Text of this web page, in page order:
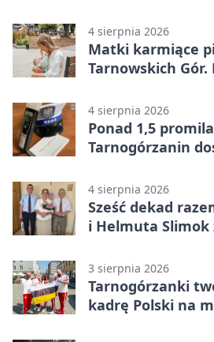
4 sierpnia 2026
Matki karmiące
Tarnowskich
4 sierpnia 2026
Ponad 1,5
Tarnogórzanin
4 sierpnia 2026
Sześć dekad
i Helmuta Slimok
3 sierpnia 2026
Tarnogórzanki
kadrę Polski na